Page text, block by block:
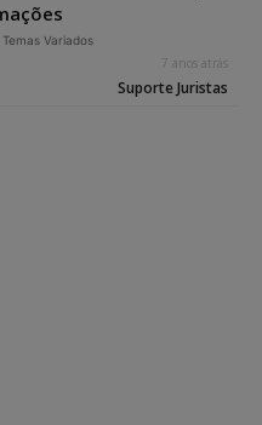
Temas Variados
7 anos atrás
Suporte Juristas